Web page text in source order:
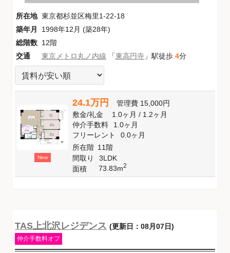
所在地 東京都杉並区梅里1-22-18
築年月
1998年12月 (築28年)
総階数 12階
交通
東京メトロ丸ノ内線 「東高円寺 」駅徒歩 4分
New
24.1万円 管理費 15,000円
敷金/礼金 1.0ヶ月/ 1.2ヶ月
仲介手数料
1.0ヶ月
フリーレント
0.0ヶ月
所在階 11階
間取り
3LDK
面積
73.83m2
TAS上北沢レジデンス (更新日：08月07日)
仲介手数料オフ